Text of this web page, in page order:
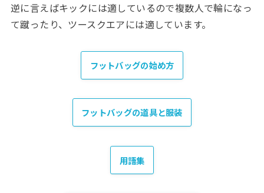
逆に言えばキックには適しているので複数人で輪になっ
て蹴ったり、ツースクエアには適しています。
フットバッグの始め方
フットバッグの道具と服装
用語集